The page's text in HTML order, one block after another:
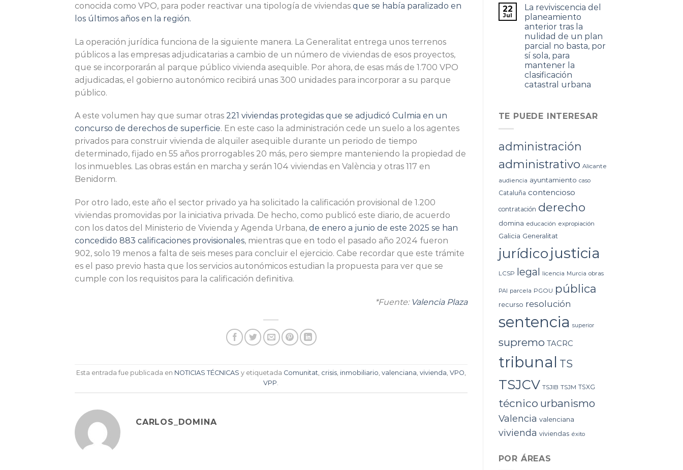
conocida como VPO, para poder reactivar una tipología de viviendas que se había paralizado en
los últimos años en la región.
La operación jurídica funciona de la siguiente manera. La Generalitat entrega unos terrenos
públicos a las empresas adjudicatarias a cambio de un número de viviendas de esos proyectos,
que se incorporarán al parque público vivienda asequible. Por ahora, de esas más de 1.700 VPO
adjudicadas, el gobierno autonómico recibirá unas 300 unidades para incorporar a su parque
público.
A este volumen hay que sumar otras 221 viviendas protegidas que se adjudicó Culmia en un
concurso de derechos de superficie. En este caso la administración cede un suelo a los agentes
privados para construir vivienda de alquiler asequible durante un periodo de tiempo
determinado, fijado en 55 años prorrogables 20 más, pero siempre manteniendo la propiedad de
los inmuebles. Las obras están en marcha y serán 104 viviendas en València y otras 117 en
Benidorm.
Por otro lado, este año el sector privado ya ha solicitado la calificación provisional de 1.200
viviendas promovidas por la iniciativa privada. De hecho, como publicó este diario, de acuerdo
con los datos del Ministerio de Vivienda y Agenda Urbana, de enero a junio de este 2025 se han
concedido 883 calificaciones provisionales, mientras que en todo el pasado año 2024 fueron
902, solo 19 menos a falta de seis meses para concluir el ejercicio. Cabe recordar que este trámite
es el paso previo hasta que los servicios autonómicos estudian la propuesta para ver que se
cumple con los requisitos para la calificación definitiva.
*Fuente: ValenciaPlaza
Esta entrada fue publicada en NOTICIAS TÉCNICAS y etiquetada Comunitat, crisis, inmobiliario, valenciana, vivienda, VPO,
VPP.
CARLOS_DOMINA
22
Jul
La reviviscencia del
planeamiento
anterior tras la
nulidad de un plan
parcial no basta, por
sí sola, para
mantener la
clasificación
catastral urbana
TE PUEDE INTERESAR
administración
administrativo Alicante
audiencia ayuntamiento caso
Cataluña contencioso
contratación derecho
domina educación expropiación
Galicia Generalitat
jurídico justicia
LCSP legal licencia Murcia obras
PAI parcela PGOU pública
recurso resolución
sentencia superior
supremo TACRC
tribunal TS
TSJCV TSJIB TSJM TSXG
técnico urbanismo
Valencia valenciana
vivienda viviendas éxito
POR ÁREAS